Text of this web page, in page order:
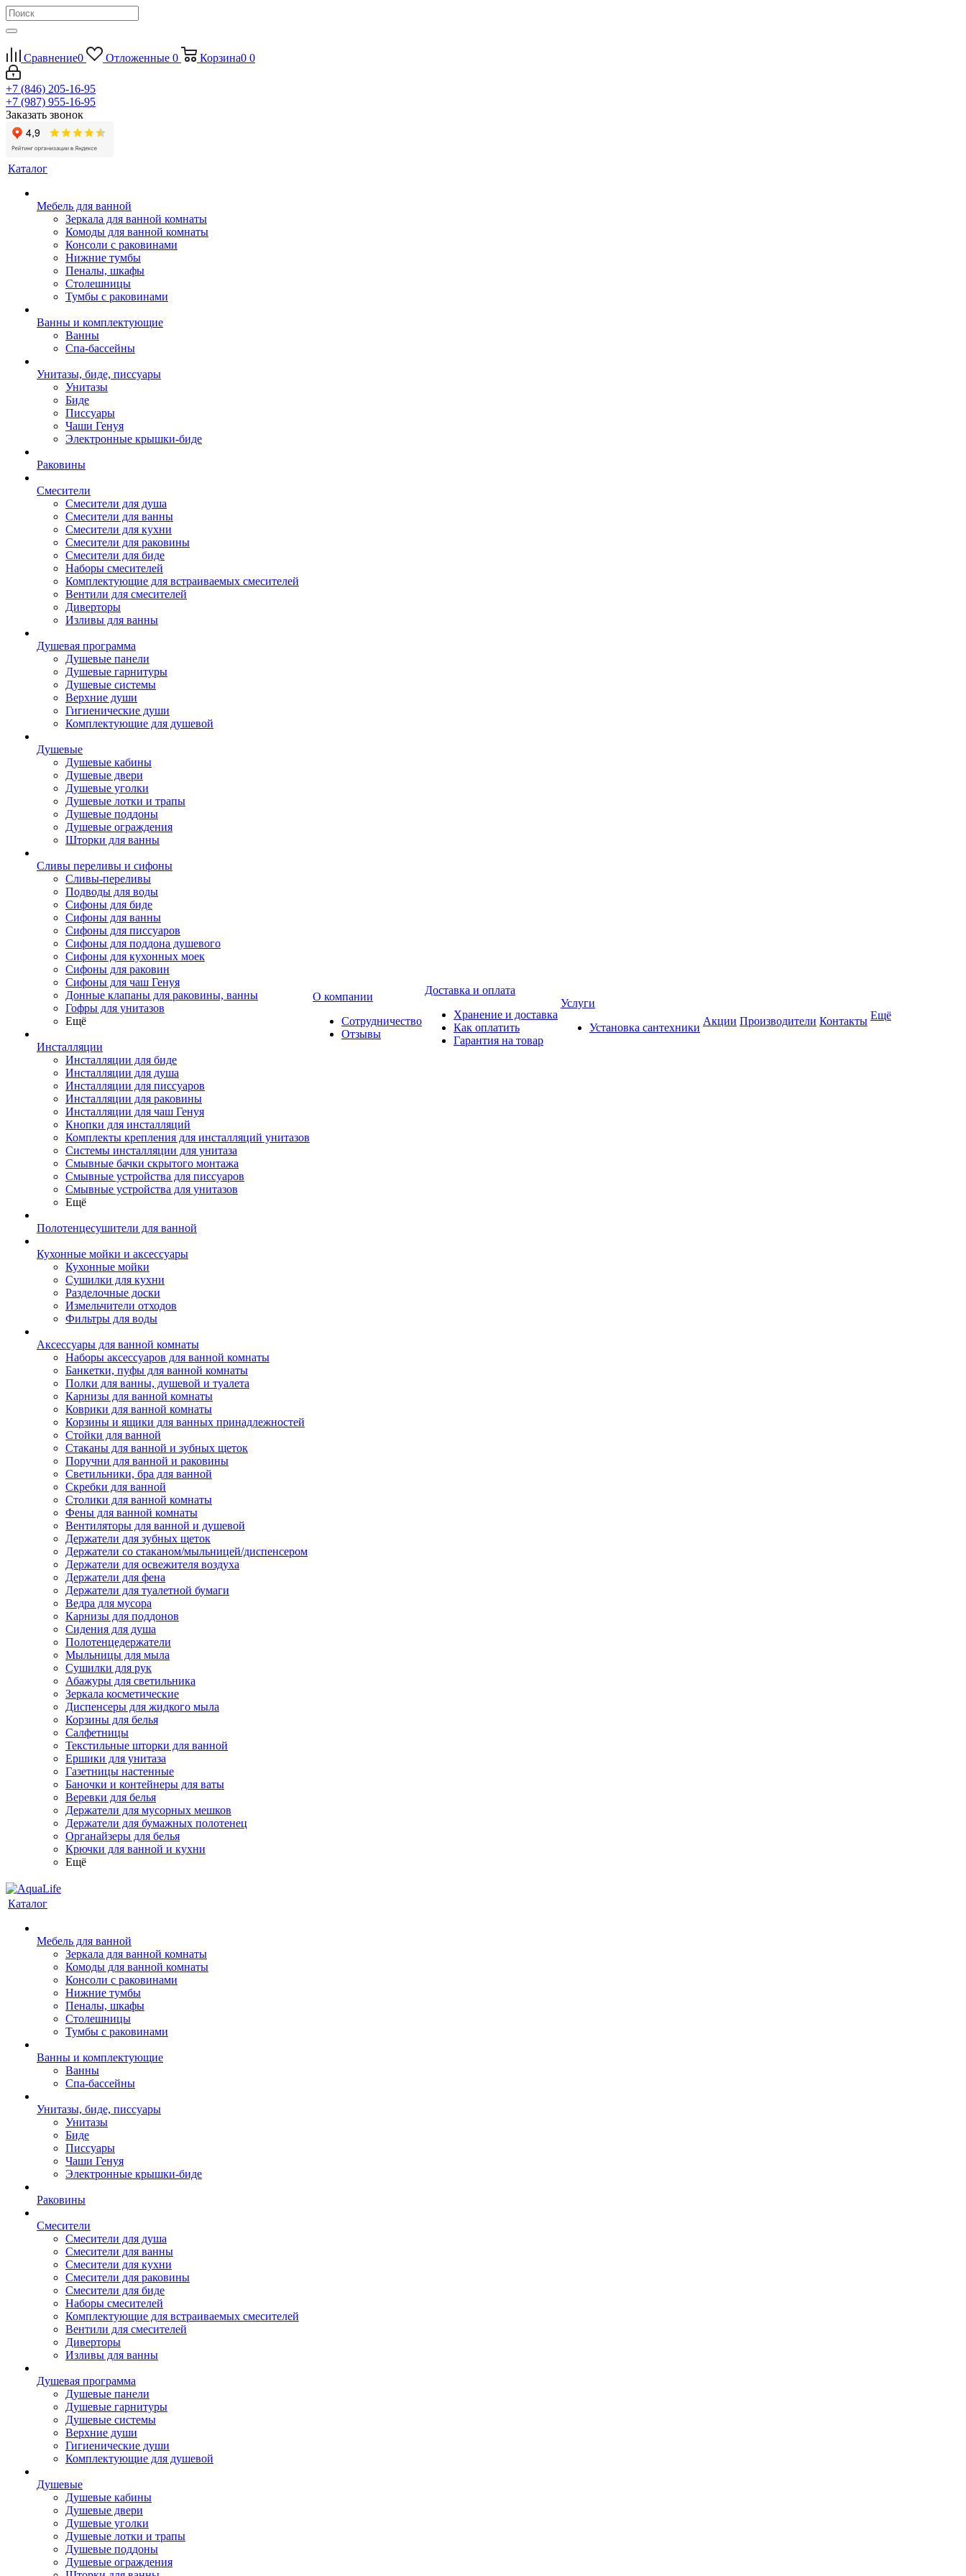
Сравнение0 Отложенные 0 Корзина0 0
+7 (846) 205-16-95
+7 (987) 955-16-95
Заказать звонок
Каталог
Мебель для ванной
Зеркала для ванной комнаты
Комоды для ванной комнаты
Консоли с раковинами
Нижние тумбы
Пеналы, шкафы
Столешницы
Тумбы с раковинами
Ванны и комплектующие
Ванны
Спа-бассейны
Унитазы, биде, писсуары
Унитазы
Биде
Писсуары
Чаши Генуя
Электронные крышки-биде
Раковины
Смесители
Смесители для душа
Смесители для ванны
Смесители для кухни
Смесители для раковины
Смесители для биде
Наборы смесителей
Комплектующие для встраиваемых смесителей
Вентили для смесителей
Диверторы
Изливы для ванны
Душевая программа
Душевые панели
Душевые гарнитуры
Душевые системы
Верхние души
Гигиенические души
Комплектующие для душевой
Душевые
Душевые кабины
Душевые двери
Душевые уголки
Душевые лотки и трапы
Душевые поддоны
Душевые ограждения
Шторки для ванны
Сливы переливы и сифоны
Сливы-переливы
Подводы для воды
Сифоны для биде
Сифоны для ванны
Сифоны для писсуаров
Сифоны для поддона душевого
Сифоны для кухонных моек
Сифоны для раковин
Сифоны для чаш Генуя
Донные клапаны для раковины, ванны
Гофры для унитазов
Ещё
Инсталляции
Инсталляции для биде
Инсталляции для душа
Инсталляции для писсуаров
Инсталляции для раковины
Инсталляции для чаш Генуя
Кнопки для инсталляций
Комплекты крепления для инсталляций унитазов
Системы инсталляции для унитаза
Смывные бачки скрытого монтажа
Смывные устройства для писсуаров
Смывные устройства для унитазов
Ещё
Полотенцесушители для ванной
Кухонные мойки и аксессуары
Кухонные мойки
Сушилки для кухни
Разделочные доски
Измельчители отходов
Фильтры для воды
Аксессуары для ванной комнаты
Наборы аксессуаров для ванной комнаты
Банкетки, пуфы для ванной комнаты
Полки для ванны, душевой и туалета
Карнизы для ванной комнаты
Коврики для ванной комнаты
Корзины и ящики для ванных принадлежностей
Стойки для ванной
Стаканы для ванной и зубных щеток
Поручни для ванной и раковины
Светильники, бра для ванной
Скребки для ванной
Столики для ванной комнаты
Фены для ванной комнаты
Вентиляторы для ванной и душевой
Держатели для зубных щеток
Держатели со стаканом/мыльницей/диспенсером
Держатели для освежителя воздуха
Держатели для фена
Держатели для туалетной бумаги
Ведра для мусора
Карнизы для поддонов
Сидения для душа
Полотенцедержатели
Мыльницы для мыла
Сушилки для рук
Абажуры для светильника
Зеркала косметические
Диспенсеры для жидкого мыла
Корзины для белья
Салфетницы
Текстильные шторки для ванной
Ершики для унитаза
Газетницы настенные
Баночки и контейнеры для ваты
Веревки для белья
Держатели для мусорных мешков
Держатели для бумажных полотенец
Органайзеры для белья
Крючки для ванной и кухни
Ещё
О компании
Сотрудничество
Отзывы
Доставка и оплата
Хранение и доставка
Как оплатить
Гарантия на товар
Услуги
Установка сантехники
Акции Производители Контакты Ещё
Каталог
Мебель для ванной
Зеркала для ванной комнаты
Комоды для ванной комнаты
Консоли с раковинами
Нижние тумбы
Пеналы, шкафы
Столешницы
Тумбы с раковинами
Ванны и комплектующие
Ванны
Спа-бассейны
Унитазы, биде, писсуары
Унитазы
Биде
Писсуары
Чаши Генуя
Электронные крышки-биде
Раковины
Смесители
Смесители для душа
Смесители для ванны
Смесители для кухни
Смесители для раковины
Смесители для биде
Наборы смесителей
Комплектующие для встраиваемых смесителей
Вентили для смесителей
Диверторы
Изливы для ванны
Душевая программа
Душевые панели
Душевые гарнитуры
Душевые системы
Верхние души
Гигиенические души
Комплектующие для душевой
Душевые
Душевые кабины
Душевые двери
Душевые уголки
Душевые лотки и трапы
Душевые поддоны
Душевые ограждения